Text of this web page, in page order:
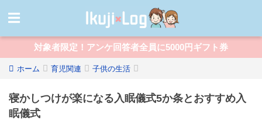
対象者限定！アンケ回答者全員に5000円ギフト券
ホーム 育児関連 子供の生活
寝かしつけが楽になる入眠儀式5か条とおすすめ入
眠儀式